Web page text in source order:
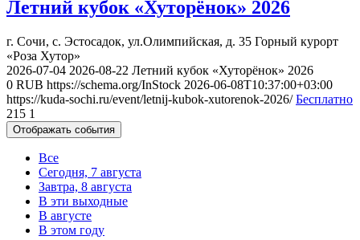
Летний кубок «Хуторёнок» 2026
г. Сочи, с. Эстосадок, ул.Олимпийская, д. 35 Горный курорт
«Роза Хутор»
2026-07-04 2026-08-22 Летний кубок «Хуторёнок» 2026
0 RUB https://schema.org/InStock 2026-06-08T10:37:00+03:00
https://kuda-sochi.ru/event/letnij-kubok-xutorenok-2026/ Бесплатно
215 1
Отображать события
Все
Сегодня, 7 августа
Завтра, 8 августа
В эти выходные
В августе
В этом году